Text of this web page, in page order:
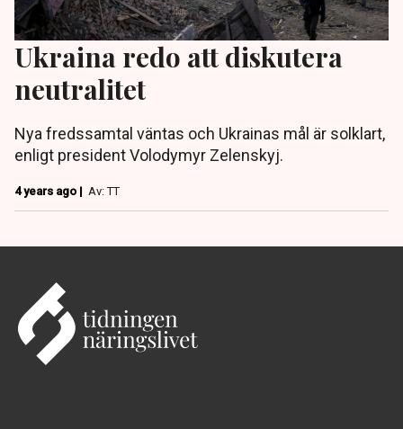
Ukraina redo att diskutera
neutralitet
Nya fredssamtal väntas och Ukrainas mål är solklart,
enligt president Volodymyr Zelenskyj.
4 years ago | Av: TT